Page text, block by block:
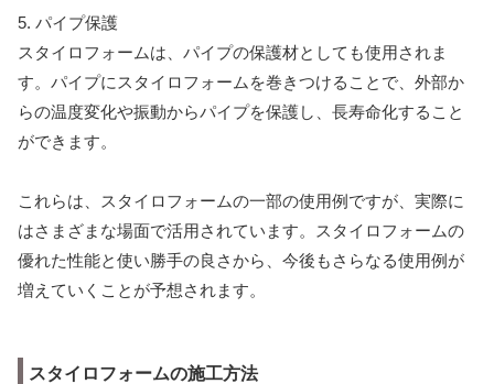
5. パイプ保護
スタイロフォームは、パイプの保護材としても使用されま
す。パイプにスタイロフォームを巻きつけることで、外部か
らの温度変化や振動からパイプを保護し、長寿命化すること
ができます。
これらは、スタイロフォームの一部の使用例ですが、実際に
はさまざまな場面で活用されています。スタイロフォームの
優れた性能と使い勝手の良さから、今後もさらなる使用例が
増えていくことが予想されます。
スタイロフォームの施工方法